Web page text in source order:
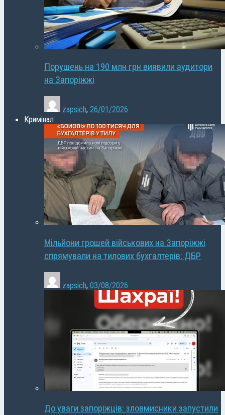
Порушень на 190 млн грн виявили аудитори
на Запоріжжі
zapsich, 26/01/2026
Кримінал
Мільйони грошей військових на Запоріжжі
спрямували на тилових бухгалтерів: ДБР
zapsich, 03/08/2026
До уваги запоріжців: зловмисники запустили